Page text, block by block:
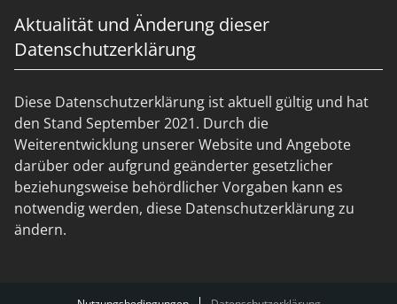
Aktualität und Änderung dieser
Datenschutzerklärung
Diese Datenschutzerklärung ist aktuell gültig und hat
den Stand September 2021. Durch die
Weiterentwicklung unserer Website und Angebote
darüber oder aufgrund geänderter gesetzlicher
beziehungsweise behördlicher Vorgaben kann es
notwendig werden, diese Datenschutzerklärung zu
ändern.